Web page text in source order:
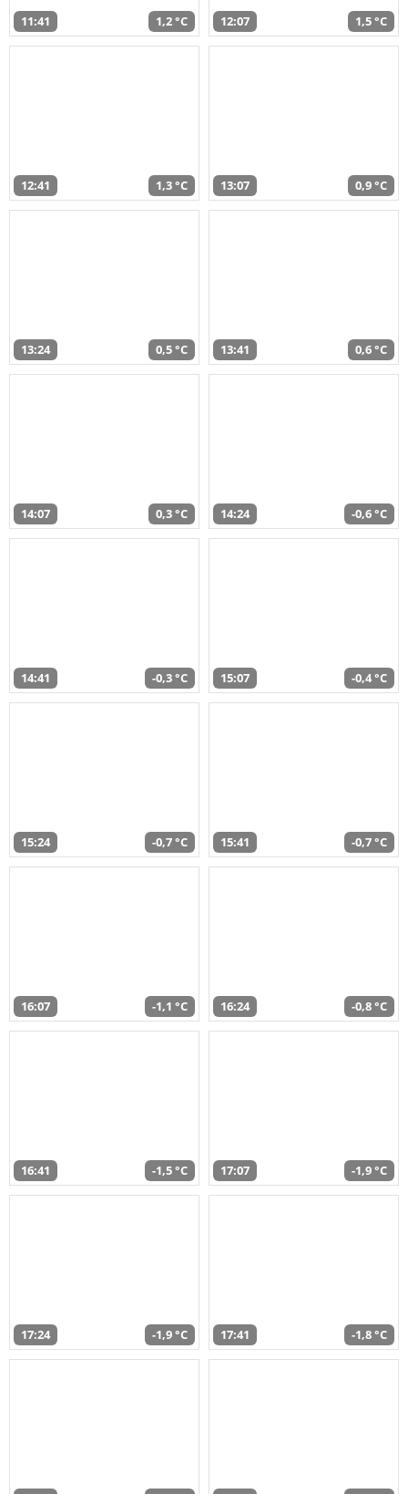
11:41 1,2 °C 12:07 1,5 °C
12:41 1,3 °C 13:07 0,9 °C
13:24 0,5 °C 13:41 0,6 °C
14:07 0,3 °C 14:24 -0,6 °C
14:41 -0,3 °C 15:07 -0,4 °C
15:24 -0,7 °C 15:41 -0,7 °C
16:07 -1,1 °C 16:24 -0,8 °C
16:41 -1,5 °C 17:07 -1,9 °C
17:24 -1,9 °C 17:41 -1,8 °C